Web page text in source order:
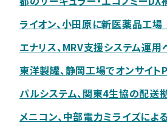
ライオン、小田原に新医薬品工
エナリス、MRV支援システム運
東洋製罐、静岡工場でオンサイ
パルシステム、関東4生協の配
メニコン、中部電力ミライズによ